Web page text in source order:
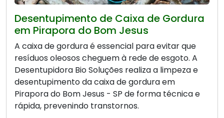
Desentupimento de Caixa de Gordura
em Pirapora do Bom Jesus
A caixa de gordura é essencial para evitar que
resíduos oleosos cheguem à rede de esgoto. A
Desentupidora Bio Soluções realiza a limpeza e
desentupimento da caixa de gordura em
Pirapora do Bom Jesus - SP de forma técnica e
rápida, prevenindo transtornos.